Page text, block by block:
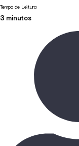
Tempo de Leitura
3 minutos